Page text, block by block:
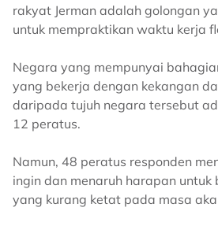
rakyat Jerman adalah golongan
untuk mempraktikan waktu kerja
Negara yang mempunyai
yang bekerja dengan kekangan
daripada tujuh negara tersebut
12 peratus.
Namun, 48 peratus responden
ingin dan menaruh harapan untuk
yang kurang ketat pada masa